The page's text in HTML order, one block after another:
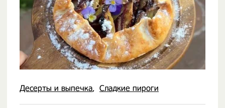
Десерты и выпечка Сладкие пироги